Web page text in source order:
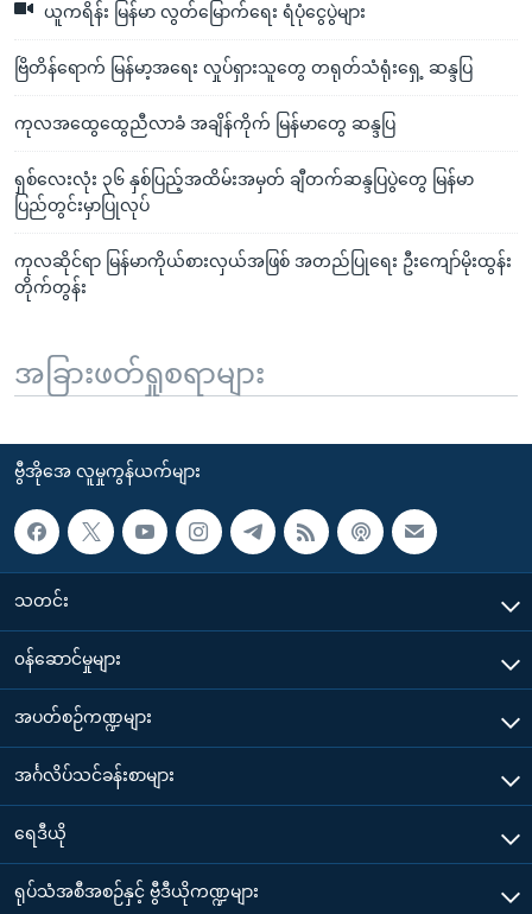
ယူကရိန်း မြန်မာ လွတ်မြောက်ရေး ရံပုံငွေပွဲများ
ဗြိတိန်ရောက် မြန်မာ့အရေး လှုပ်ရှားသူတွေ တရုတ်သံရုံးရှေ့ ဆန္ဒပြ
ကုလအထွေထွေညီလာခံ အချိန်ကိုက် မြန်မာတွေ ဆန္ဒပြ
ရှစ်လေးလုံး ၃၆ နှစ်ပြည့်အထိမ်းအမှတ် ချီတက်ဆန္ဒပြပွဲတွေ မြန်မာ
ပြည်တွင်းမှာပြုလုပ်
ကုလဆိုင်ရာ မြန်မာကိုယ်စားလှယ်အဖြစ် အတည်ပြုရေး ဦးကျော်မိုးထွန်း
တိုက်တွန်း
အခြားဖတ်ရှုစရာများ
ဗွီအိုအေ လူမှုကွန်ယက်များ
သတင်း
၀န်ဆောင်မှုများ
အပတ်စဉ်ကဏ္ဍများ
အင်္ဂလိပ်သင်ခန်းစာများ
ရေဒီယို
ရုပ်သံအစီအစဉ်နှင့် ဗွီဒီယိုကဏ္ဍများ